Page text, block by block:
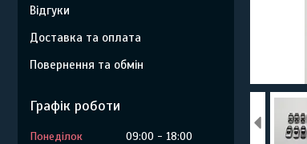
Відгуки
Доставка та оплата
Повернення та обмін
Графік роботи
Понеділок 09:00
18:00